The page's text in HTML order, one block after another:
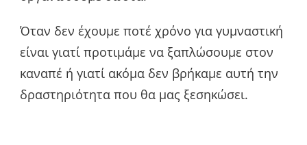
Όταν δεν έχουμε ποτέ χρόνο για γυμναστική
είναι γιατί προτιμάμε να ξαπλώσουμε στον
καναπέ ή γιατί ακόμα δεν βρήκαμε αυτή την
δραστηριότητα που θα μας ξεσηκώσει.